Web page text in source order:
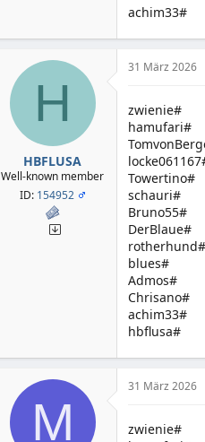
achim33#
H
HBFLUSA
Well-known member
ID: 154952
31 März 2026
zwienie#
hamufari#
Towertino#
schauri#
Bruno55#
DerBlaue#
rotherhund#
blues#
Admos#
Chrisano#
achim33#
hbflusa#
M
31 März 2026
zwienie#